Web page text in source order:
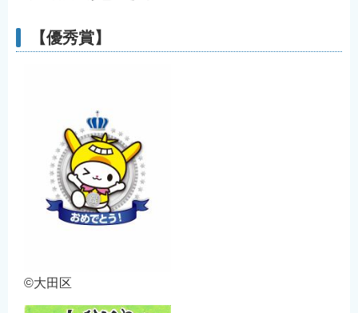
【優秀賞】
©大田区